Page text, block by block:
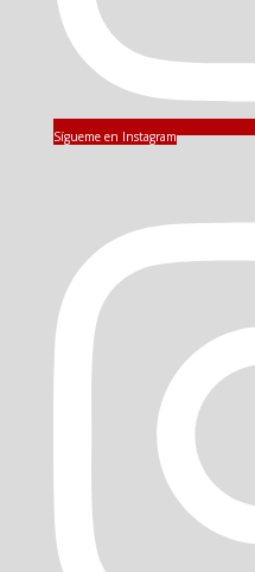
Sígueme en Instagram